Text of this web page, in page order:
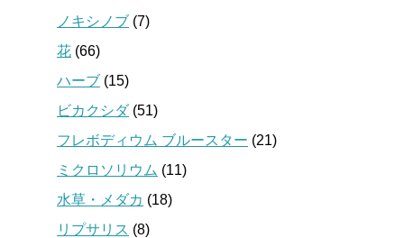
ノキシノブ (7)
花 (66)
ハーブ (15)
ビカクシダ(51)
フレボディウム ブルースター (21)
ミクロソリウム (11)
水草・メダカ (18)
リプサリス (8)